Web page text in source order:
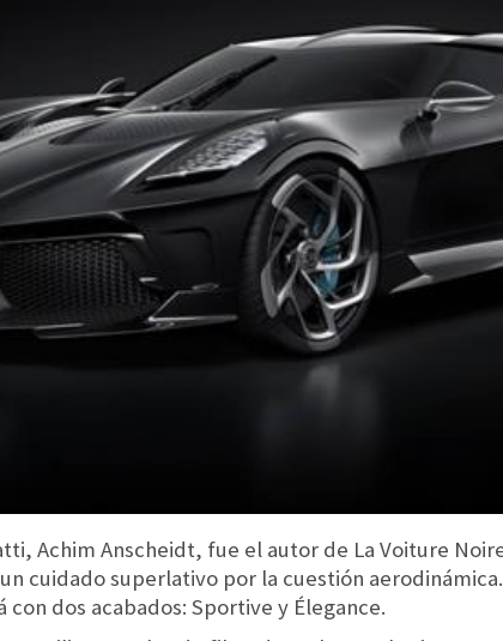
Achim Anscheidt, fue el autor de La Voiture
cuidado superlativo por la cuestión
dos acabados: Sportive y Élegance.